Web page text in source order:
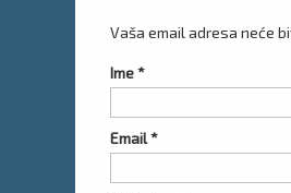
Vaša email adresa neće
Ime*
Email*